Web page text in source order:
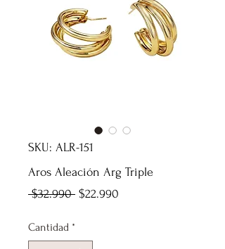
SKU: ALR-151
Aros Aleación Arg Triple
$32.990 Precio
$22.990
Cantidad *